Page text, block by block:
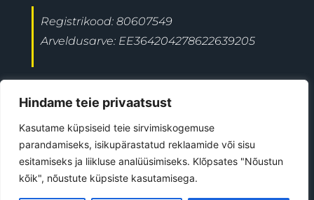
Hindame teie privaatsust
Kasutame küpsiseid teie sirvimiskogemuse
parandamiseks, isikupärastatud reklaamide või sisu
esitamiseks ja liikluse analüüsimiseks. Klõpsates "Nõustun
kõik", nõustute küpsiste kasutamisega.
Registrikood: 80607549
Arveldusarve: EE364204278622639205
ave@kiisutahabkoju.ee
©2026All Rights Reserved
Kiisu Tahab Koju MTÜ